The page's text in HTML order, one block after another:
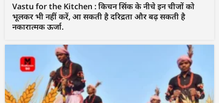
Vastu for the Kitchen : किचन सिंक के नीचे इन चीजों को
भूलकर भी नहीं करें, आ सकती है दरिद्रता और बढ़ सकती है
नकारात्मक ऊर्जा.